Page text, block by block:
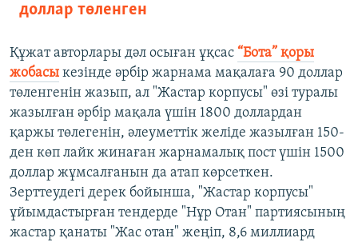
доллар төленген
Құжат авторлары дәл осыған ұқсас “Бота” қоры
жобасы кезінде әрбір жарнама мақалаға 90 доллар
төленгенін жазып, ал "Жастар корпусы" өзі туралы
жазылған әрбір мақала үшін 1800 доллардан
қаржы төлегенін, әлеуметтік желіде жазылған 150-
ден көп лайк жинаған жарнамалық пост үшін 1500
доллар жұмсалғанын да атап көрсеткен.
Зерттеудегі дерек бойынша, "Жастар корпусы"
ұйымдастырған тендерде "Нұр Отан" партиясының
жастар қанаты "Жас отан" жеңіп, 8,6 миллиард